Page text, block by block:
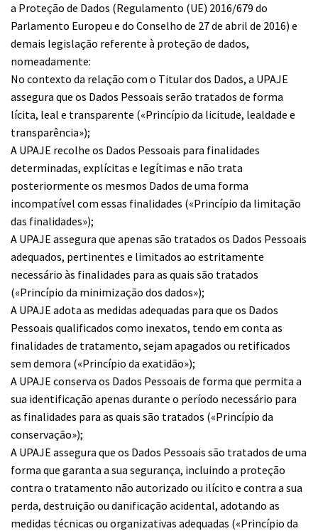
a Proteção de Dados (Regulamento (UE) 2016/679 do
Parlamento Europeu e do Conselho de 27 de abril de 2016) e
demais legislação referente à proteção de dados,
nomeadamente:
No contexto da relação com o Titular dos Dados, a UPAJE
assegura que os Dados Pessoais serão tratados de forma
lícita, leal e transparente («Princípio da licitude, lealdade e
transparência»);
A UPAJE recolhe os Dados Pessoais para finalidades
determinadas, explícitas e legítimas e não trata
posteriormente os mesmos Dados de uma forma
incompatível com essas finalidades («Princípio da limitação
das finalidades»);
A UPAJE assegura que apenas são tratados os Dados Pessoais
adequados, pertinentes e limitados ao estritamente
necessário às finalidades para as quais são tratados
(«Princípio da minimização dos dados»);
A UPAJE adota as medidas adequadas para que os Dados
Pessoais qualificados como inexatos, tendo em conta as
finalidades de tratamento, sejam apagados ou retificados
sem demora («Princípio da exatidão»);
A UPAJE conserva os Dados Pessoais de forma que permita a
sua identificação apenas durante o período necessário para
as finalidades para as quais são tratados («Princípio da
conservação»);
A UPAJE assegura que os Dados Pessoais são tratados de uma
forma que garanta a sua segurança, incluindo a proteção
contra o tratamento não autorizado ou ilícito e contra a sua
perda, destruição ou danificação acidental, adotando as
medidas técnicas ou organizativas adequadas («Princípio da